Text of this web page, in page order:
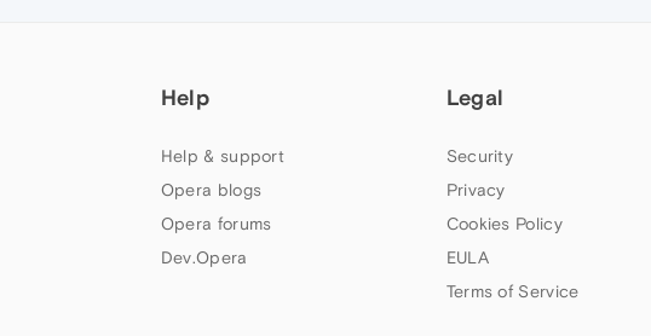
Help
Help & support
Opera blogs
Opera forums
Dev.Opera
Legal
Security
Privacy
Cookies Policy
EULA
Terms of Service